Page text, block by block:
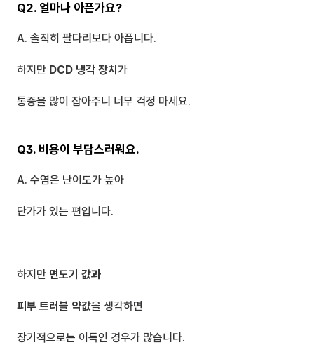
Q2. 얼마나 아픈가요?
A. 솔직히 팔다리보다 아픕니다.
하지만 DCD 냉각 장치 가
통증을 많이 잡아주니 너무 걱정 마세요.
Q3. 비용이 부담스러워요.
A. 수염은 난이도가 높아
단가가 있는 편입니다.
하지만 면도기 값과
피부 트러블 약값을 생각하면
장기적으로는 이득인 경우가 많습니다.